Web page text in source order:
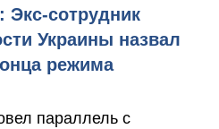
Экс-сотрудник
Украины назвал
режима
параллель с